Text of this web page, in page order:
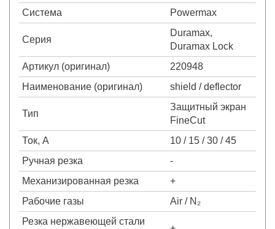
Система Powermax
Серия
Duramax,
Duramax Lock
Артикул (оригинал)
220948
Наименование (оригинал)
shield / deflector
Тип
Защитный экран
FineCut
Ток, А
10 / 15 / 30 / 45
Ручная резка
-
Механизированная резка
+
Рабочие газы
Air / N₂
Резка нержавеющей стали